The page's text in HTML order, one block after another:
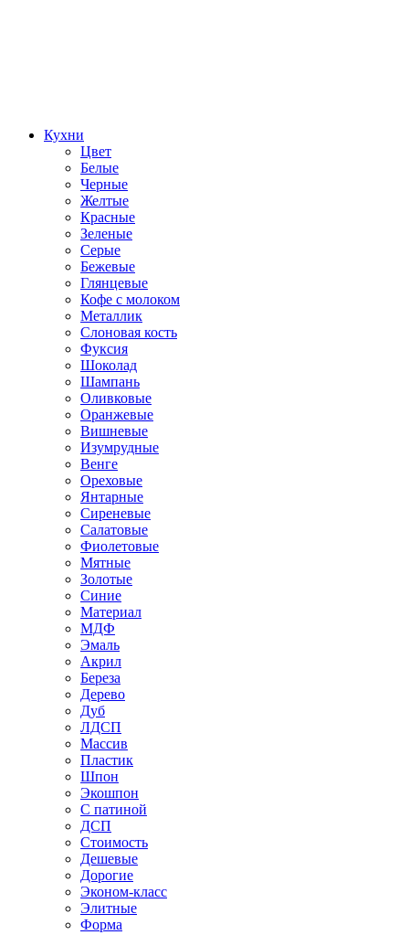
Кухни
Цвет
Белые
Черные
Желтые
Красные
Зеленые
Серые
Бежевые
Глянцевые
Кофе с молоком
Металлик
Слоновая кость
Фуксия
Шоколад
Шампань
Оливковые
Оранжевые
Вишневые
Изумрудные
Венге
Ореховые
Янтарные
Сиреневые
Салатовые
Фиолетовые
Мятные
Золотые
Синие
Материал
МДФ
Эмаль
Акрил
Береза
Дерево
Дуб
ЛДСП
Массив
Пластик
Шпон
Экошпон
С патиной
ДСП
Стоимость
Дешевые
Дорогие
Эконом-класс
Элитные
Форма